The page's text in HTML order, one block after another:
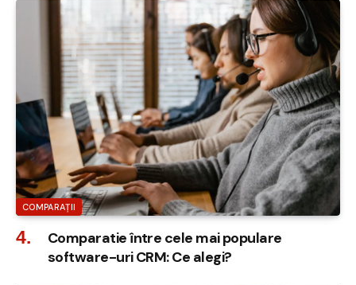
COMPARAȚII
Comparatie între cele mai populare
software-uri CRM: Ce alegi?